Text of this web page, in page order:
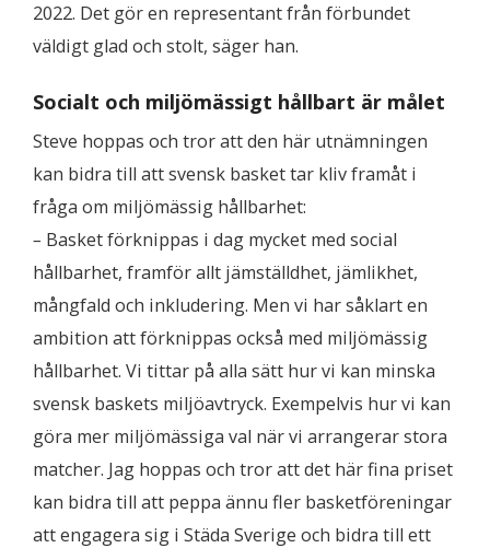
2022. Det gör en representant från förbundet
väldigt glad och stolt, säger han.
Socialt och miljömässigt hållbart är målet
Steve hoppas och tror att den här utnämningen
kan bidra till att svensk basket tar kliv framåt i
fråga om miljömässig hållbarhet:
– Basket förknippas i dag mycket med social
hållbarhet, framför allt jämställdhet, jämlikhet,
mångfald och inkludering. Men vi har såklart en
ambition att förknippas också med miljömässig
hållbarhet. Vi tittar på alla sätt hur vi kan minska
svensk baskets miljöavtryck. Exempelvis hur vi kan
göra mer miljömässiga val när vi arrangerar stora
matcher. Jag hoppas och tror att det här fina priset
kan bidra till att peppa ännu fler basketföreningar
att engagera sig i Städa Sverige och bidra till ett